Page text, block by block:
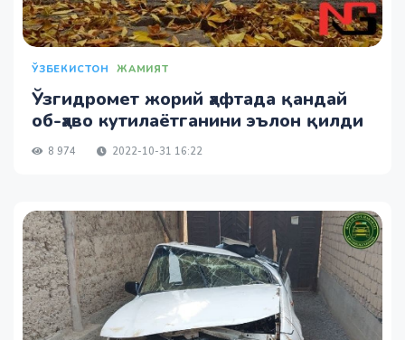
ЎЗБЕКИСТОН ЖАМИЯТ
Ўзгидромет жорий ҳафтада қандай
об-ҳаво кутилаётганини эълон қилди
8 974 2022-10-31 16:22